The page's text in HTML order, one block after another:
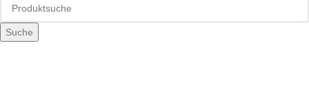
Suche